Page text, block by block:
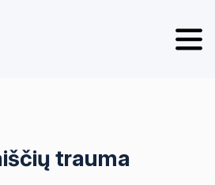
trauma